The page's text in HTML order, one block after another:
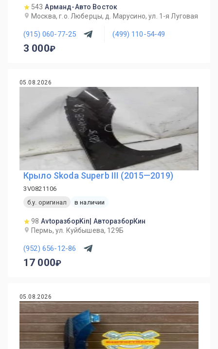
543 Арманд-Авто Восток
Москва, г.о. Люберцы, д. Марусино, ул. 1-я Луговая
(915) 060-77-25 (499) 110-54-49
3 000
05.08.2026
Крыло Skoda Superb III (2015—2019)
3V0821106
б.у. оригинал
в наличии
98 AvtoразборKin| АвторазборКин
Пермь, ул. Куйбышева, 129Б
(952) 656-12-86
17 000
05.08.2026